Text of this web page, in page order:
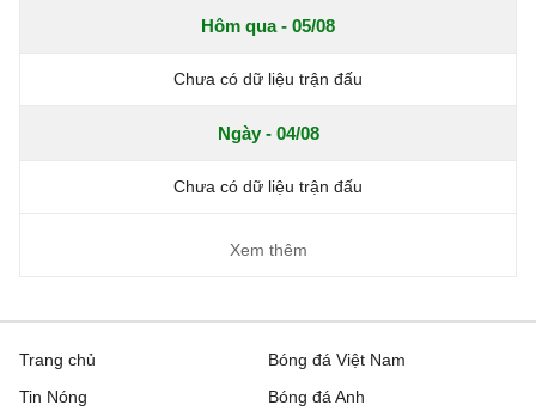
Hôm qua - 05/08
Chưa có dữ liệu trận đấu
Ngày - 04/08
Chưa có dữ liệu trận đấu
Xem thêm
Trang chủ
Tin Nóng
Bóng đá Việt Nam
Bóng đá Anh